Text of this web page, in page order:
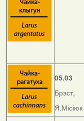
05.03
Брэст,
Я.Місіюк